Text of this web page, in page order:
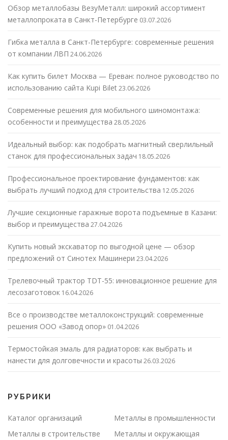
Обзор металлобазы ВезуМеталл: широкий ассортимент
металлопроката в Санкт-Петербурге 03.07.2026
Гибка металла в Санкт-Петербурге: современные решения
от компании ЛВП 24.06.2026
Как купить билет Москва — Ереван: полное руководство по
использованию сайта Kupi Bilet23.06.2026
Современные решения для мобильного шиномонтажа:
особенности и преимущества 28.05.2026
Идеальный выбор: как подобрать магнитный сверлильный
станок для профессиональных задач 18.05.2026
Профессиональное проектирование фундаментов: как
выбрать лучший подход для строительства 12.05.2026
Лучшие секционные гаражные ворота подъемные в Казани:
выбор и преимущества 27.04.2026
Купить новый экскаватор по выгодной цене — обзор
предложений от Синотех Машинери 23.04.2026
Трелевочный трактор TDT-55: инновационное решение для
лесозаготовок 16.04.2026
Все о производстве металлоконструкций: современные
решения ООО «Завод опор» 01.04.2026
Термостойкая эмаль для радиаторов: как выбрать и
нанести для долговечности и красоты 26.03.2026
РУБРИКИ
Каталог организаций
Металлы в промышленности
Металлы в строительстве
Металлы и окружающая